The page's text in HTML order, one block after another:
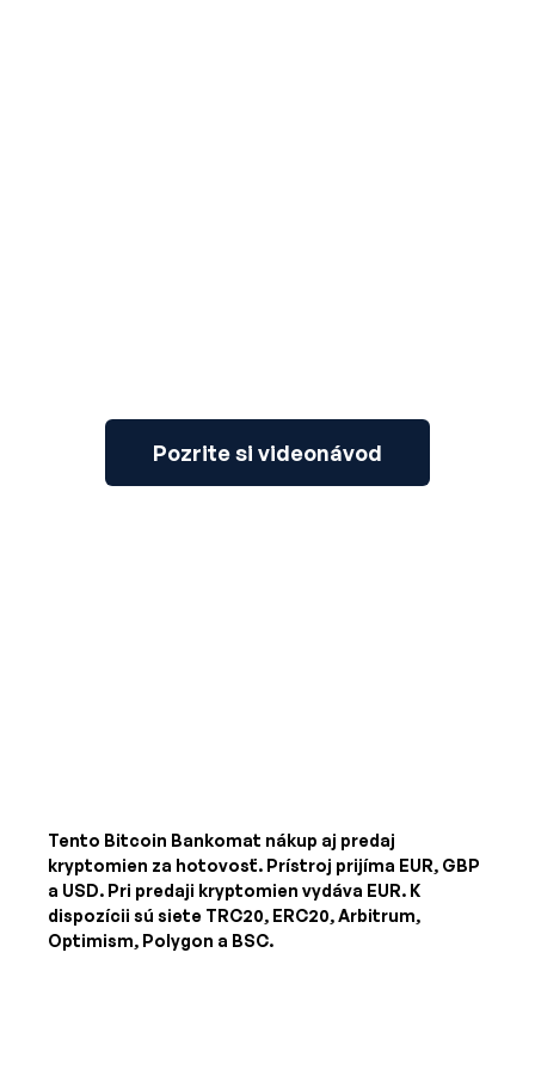
Pozrite si videonávod
Tento Bitcoin Bankomat nákup aj predaj
kryptomien za hotovosť. Prístroj prijíma EUR, GBP
a USD. Pri predaji kryptomien vydáva EUR. K
dispozícii sú siete TRC20, ERC20, Arbitrum,
Optimism, Polygon a BSC.